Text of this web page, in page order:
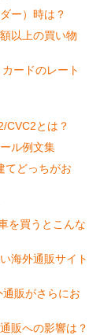
ー）時は？
以上の買い物
ードのレート
CVC2とは？
ル例文集
てどっちがお
を買うとこんな
海外通販サイト
販がさらにお
販への影響は？